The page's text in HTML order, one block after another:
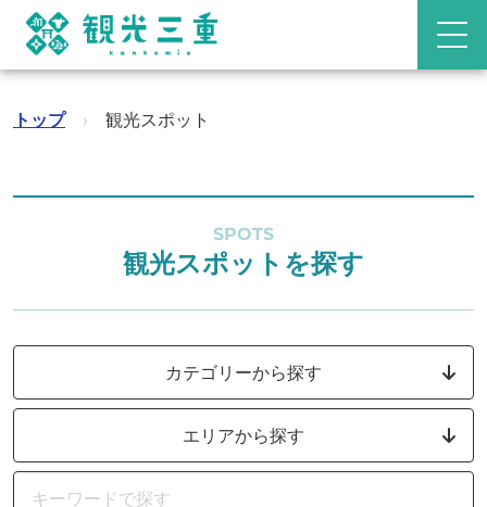
トップ › 観光スポット
SPOTS
観光スポットを探す
カテゴリーから探す
エリアから探す